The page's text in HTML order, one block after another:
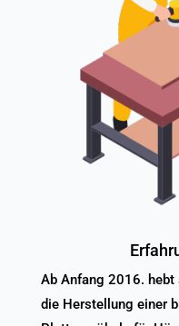
Ab Anfang 2016. hebt
die Herstellung einer